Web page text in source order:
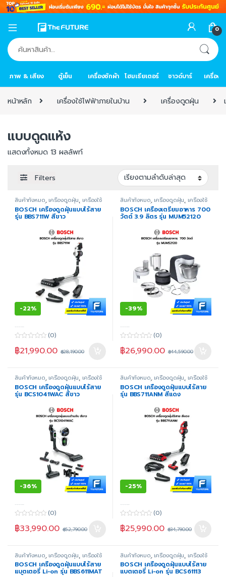
0
ค้นหา:
ภาพ & เสียง ตู้เย็น เครื่องซักผ้า โฮมเธียเตอร์ ซาวด์บาร์ เครื่อง
หน้าหลัก เครื่องใช้ไฟฟ้าภายในบ้าน เครื่องดูดฝุ่น
แบบดูดแห้ง
แสดงทั้งหมด 13 ผลลัพท์
Filters
สินค้าทั้งหมด, เครื่องดูดฝุ่น, เครื่องใช้
ไฟฟ้าภายในบ้าน แบบดูดแห้ง
BOSCH เครื่องดูดฝุ่นแบบไร้สาย
รุ่น BBS711W สีขาว
-22%
-----
o
u
f
5
(0)
฿21,990.00 ฿28,190.00
สินค้าทั้งหมด, เครื่องดูดฝุ่น, เครื่องใช้
ไฟฟ้าภายในบ้าน แบบดูดแห้ง
BOSCH เครื่องเตรียมอาหาร 700
วัตต์ 3.9 ลิตร รุ่น MUM52120
-39%
-----
o
u
f
5
(0)
฿26,990.00 ฿44,590.00
สินค้าทั้งหมด, เครื่องดูดฝุ่น, เครื่องใช้
ไฟฟ้าภายในบ้าน แบบดูดแห้ง
BOSCH เครื่องดูดฝุ่นแบบไร้สาย
รุ่น BCS1041WAC สีขาว
-36%
-----
o
u
f
5
(0)
฿33,990.00 ฿52,790.00
สินค้าทั้งหมด, เครื่องดูดฝุ่น, เครื่องใช้
ไฟฟ้าภายในบ้าน แบบดูดแห้ง
BOSCH เครื่องดูดฝุ่นแบบไร้สาย
รุ่น BBS711ANM สีแดง
-25%
-----
o
u
f
5
(0)
฿25,990.00 ฿34,790.00
สินค้าทั้งหมด, เครื่องดูดฝุ่น, เครื่องใช้
ไฟฟ้าภายในบ้าน ,แบบดูดแห้ง
BOSCH เครื่องดูดฝุ่นแบบไร้สาย
แบตเตอรี่ Li-on รุ่น BBS611MAT
สินค้าทั้งหมด, เครื่องดูดฝุ่น, เครื่องใช้
ไฟฟ้าภายในบ้าน ,แบบดูดแห้ง
BOSCH เครื่องดูดฝุ่นแบบไร้สาย
แบตเตอรี่ Li-on รุ่น BCS61113